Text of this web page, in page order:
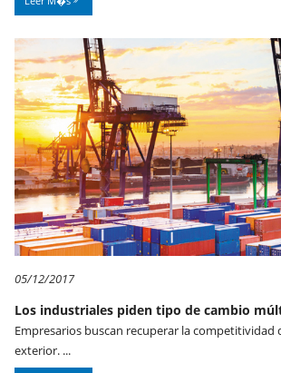
05/12/2017
Los industriales piden tipo de cambio
Empresarios buscan recuperar la competitividad
exterior. ...